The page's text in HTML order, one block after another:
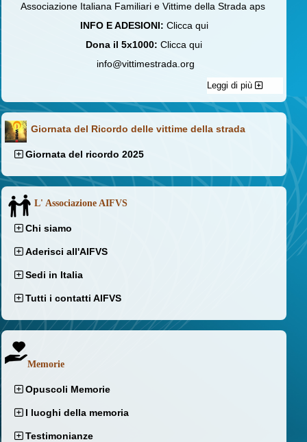
Associazione Italiana Familiari e Vittime della Strada aps
INFO E ADESIONI: Clicca qui
Dona il 5x1000: Clicca qui
info@vittimestrada.org
Leggi di più
Giornata del Ricordo delle vittime della strada
Giornata del ricordo 2025
L' Associazione AIFVS
Chi siamo
Aderisci all'AIFVS
Sedi in Italia
Tutti i contatti AIFVS
Memorie
Opuscoli Memorie
I luoghi della memoria
Testimonianze